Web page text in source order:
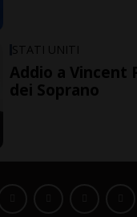
STATI UNITI
Addio a Vincent
dei Soprano